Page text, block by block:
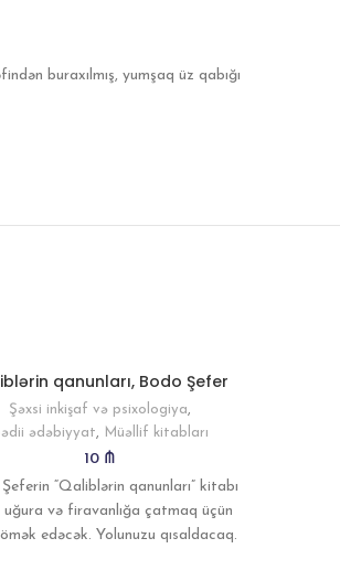
buraxılmış, yumşaq üz qabığı
qanunları, Bodo Şefer
Şəxsi inkişaf və psixologiya,
ədəbiyyat, Müəllif kitabları
10 ₼
“Qaliblərin qanunları” kitabı
uğura və firavanlığa çatmaq üçün
edəcək. Yolunuzu qısaldacaq.